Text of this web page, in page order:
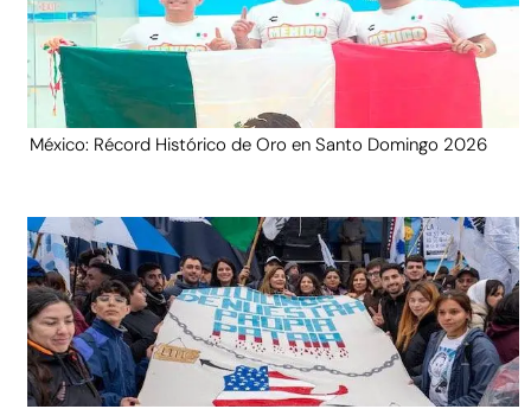
México: Récord Histórico de Oro en Santo Domingo 2026